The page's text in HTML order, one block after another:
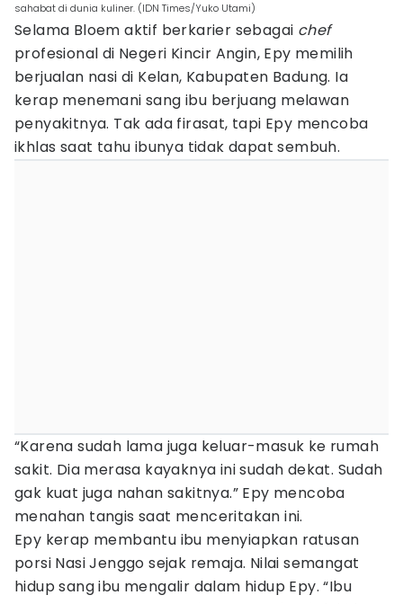
sahabat di dunia kuliner. (IDN Times/Yuko Utami)
Selama Bloem aktif berkarier sebagai chef
profesional di Negeri Kincir Angin, Epy memilih
berjualan nasi di Kelan, Kabupaten Badung. Ia
kerap menemani sang ibu berjuang melawan
penyakitnya. Tak ada firasat, tapi Epy mencoba
ikhlas saat tahu ibunya tidak dapat sembuh.
“Karena sudah lama juga keluar-masuk ke rumah
sakit. Dia merasa kayaknya ini sudah dekat. Sudah
gak kuat juga nahan sakitnya.” Epy mencoba
menahan tangis saat menceritakan ini.
Epy kerap membantu ibu menyiapkan ratusan
porsi Nasi Jenggo sejak remaja. Nilai semangat
hidup sang ibu mengalir dalam hidup Epy. “Ibu